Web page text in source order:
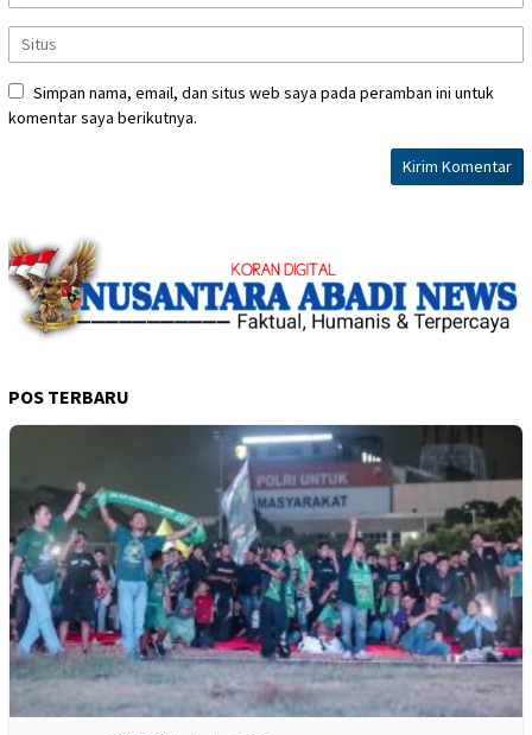
Simpan nama, email, dan situs web saya pada peramban ini untuk
komentar saya berikutnya.
POS TERBARU